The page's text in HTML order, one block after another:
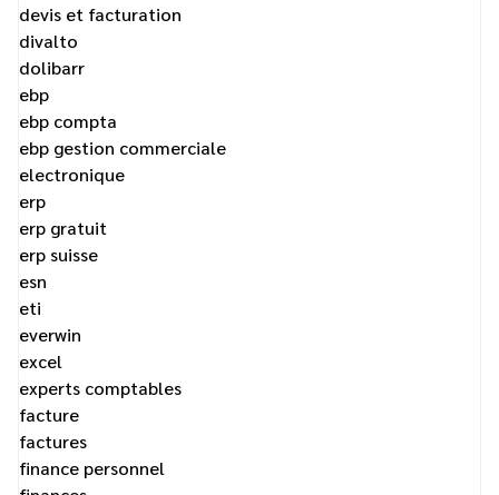
devis et facturation
divalto
dolibarr
ebp
ebp compta
ebp gestion commerciale
electronique
erp
erp gratuit
erp suisse
esn
eti
everwin
excel
experts comptables
facture
factures
finance personnel